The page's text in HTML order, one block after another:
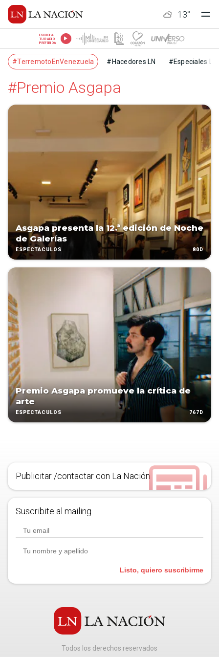
13°
ESCUCHÁ
TU RADIO
PREFERIDA
#TerremotoEnVenezuela #Hacedores LN #Especiales LN
#Premio Asgapa
Asgapa presenta la 12.ª edición de Noche
de Galerías
ESPECTÁCULOS 80D
Premio Asgapa promueve la crítica de
arte
ESPECTÁCULOS 767D
Publicitar /contactar con La Nación
Suscribite al mailing.
Listo, quiero suscribirme
Todos los derechos reservados